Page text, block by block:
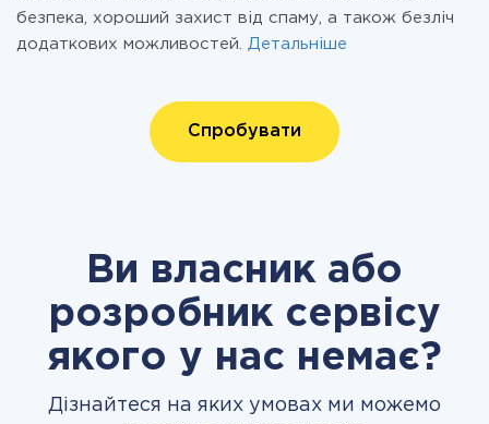
безпека, хороший захист від спаму, а також безліч
додаткових можливостей. Детальніше
Спробувати
Ви власник або
розробник сервісу
якого у нас немає?
Дізнайтеся на яких умовах ми можемо